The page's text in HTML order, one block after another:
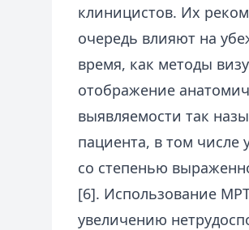
клиницистов. Их
очередь влияют на
время, как методы
отображение
выявляемости так
пациента, в том
со степенью
[6]. Использование
увеличению